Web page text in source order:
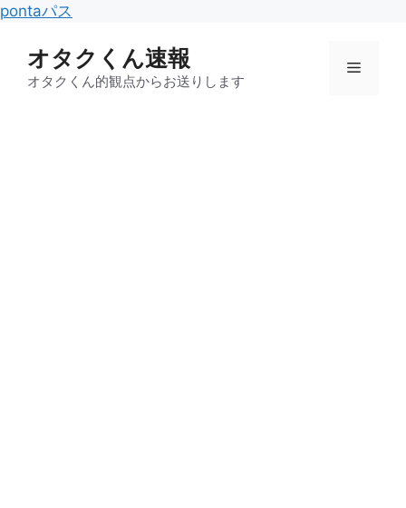
pontaパス
テ
ン
オタクくん速報
オタクくん的観点からお送りします
メ